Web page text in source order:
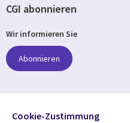
CGI abonnieren
Wir informieren Sie
Abonnieren
Folgen Sie uns
Cookie-Zustimmung